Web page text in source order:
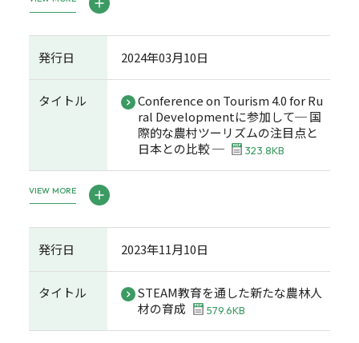
発行日 2024年03月10日
タイトル
Conference on Tourism 4.0 for Ru
ral Developmentに参加して─ 国
際的な農村ツーリズムの注目点と
日本との比較 ─
323.8KB
VIEW MORE
発行日 2023年11月10日
タイトル
STEAM教育を通した新たな農林人
材の育成
579.6KB